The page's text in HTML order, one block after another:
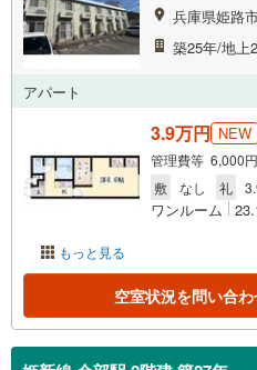
兵庫県姫路
築25年/地上
アパート
もっと見る
3.9万円 NEW
管理費等 6,000円
敷
なし 礼
ワンルーム
空室状況を問い合